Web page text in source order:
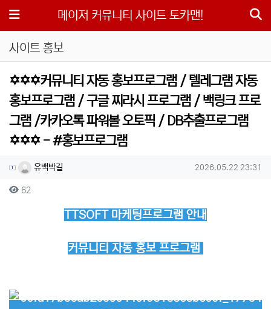
메뉴 메이저 커뮤니티 사이트 토카맨!
사이트 홍보
✡️✡️✡️커뮤니티 자동 홍보프로그램 / 텔레그램 자동
홍보프로그램 / 구글 찌라시 프로그램 / 백링크 프로
그램 /카카오톡 파워볼 오토픽 / DB추출프로그램
✡️✡️✡️ - #홍보프로그램
작성자 정보
유백박길 작성일
2026.05.22 23:31
컨텐츠 정보
62
TTSOFT 마케팅프로그램 안내
커뮤니티 자동 홍보 프로그램